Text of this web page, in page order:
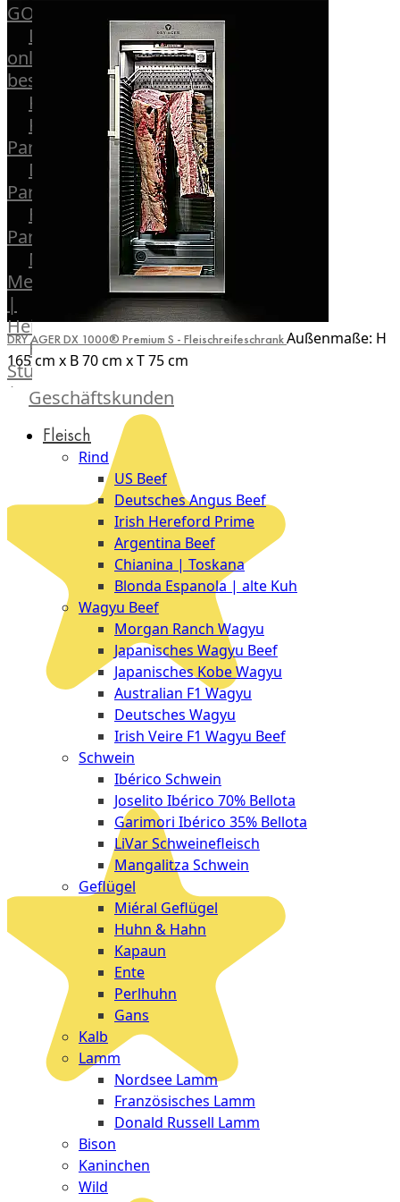
GOURMET
Lebensmittel
online
bestellen
Karriere
Kochschul-
Partner
Depot-
Partner
Frischetheken-
Partner
Männer
Metzger
|
Heinsberg
Feinkost
Stüttgen
|
The
|
Geschäftskunden
Fleisch
Rind
US Beef
Deutsches Angus Beef
Irish Hereford Prime
Argentina Beef
Chianina | Toskana
Blonda Espanola | alte Kuh
Wagyu Beef
Morgan Ranch Wagyu
Japanisches Wagyu Beef
Japanisches Kobe Wagyu
Australian F1 Wagyu
Deutsches Wagyu
Irish Veire F1 Wagyu Beef
Schwein
Ibérico Schwein
Joselito Ibérico 70% Bellota
Garimori Ibérico 35% Bellota
LiVar Schweinefleisch
Mangalitza Schwein
Geflügel
Miéral Geflügel
Huhn & Hahn
Kapaun
Ente
Perlhuhn
Gans
Kalb
Lamm
Nordsee Lamm
Französisches Lamm
Donald Russell Lamm
Bison
Kaninchen
Wild
DRY AGER DX 1000® Premium S - FleischreifeschrankAußenmaße: H
165 cm x B 70 cm x T 75 cm